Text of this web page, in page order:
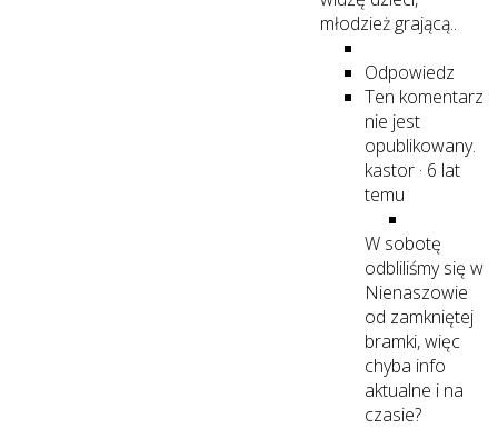
młodzież grającą..
Odpowiedz
Ten komentarz
nie jest
opublikowany.
kastor · 6 lat
temu
W sobotę
odbliliśmy się w
Nienaszowie
od zamkniętej
bramki, więc
chyba info
aktualne i na
czasie?